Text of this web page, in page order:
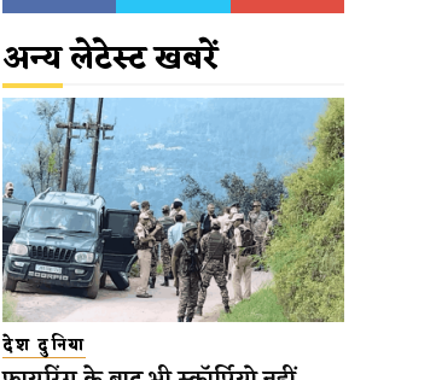
अन्य लेटेस्ट खबरें
देश दुनिया